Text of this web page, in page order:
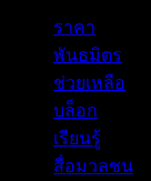
ราคา
พันธมิตร
ช่วยเหลือ
บล็อก
เรียนรู้
สื่อมวลชน